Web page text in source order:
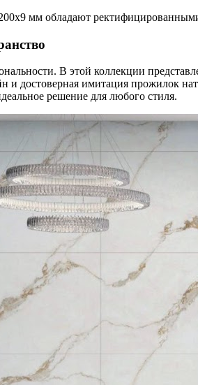
мм обладают ректифицированными
В этой коллекции
и достоверная имитация прожилок
решение для любого стиля.